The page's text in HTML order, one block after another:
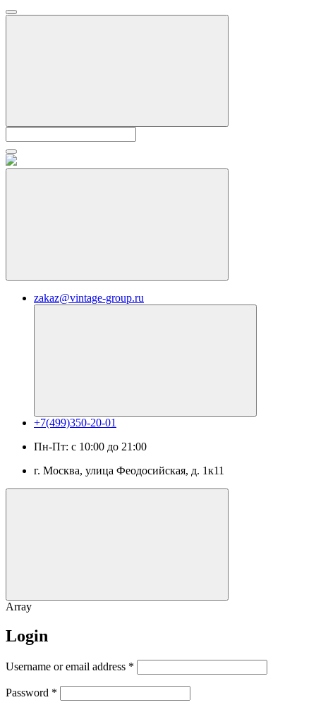
zakaz@vintage-group.ru
+7(499)350-20-01
Пн-Пт: с 10:00 до 21:00
г. Москва, ​улица Феодосийская, д. 1к11
Array
Login
Username or email address *
Password *